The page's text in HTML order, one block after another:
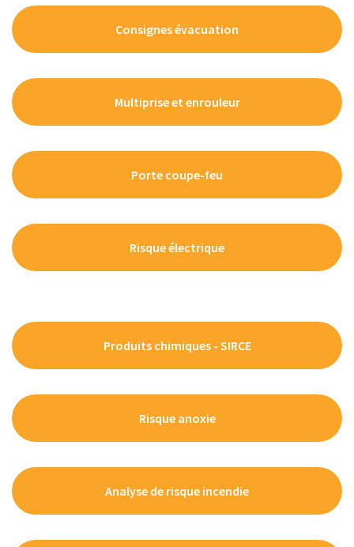
Consignes évacuation
Multiprise et enrouleur
Porte coupe-feu
Risque électrique
Produits chimiques - SIRCE
Risque anoxie
Analyse de risque incendie